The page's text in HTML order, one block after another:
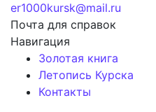
er1000kursk@mail.ru
Почта для справок
Навигация
Золотая книга
Летопись Курска
Контакты